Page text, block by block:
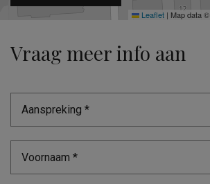
Leaflet | Map data ©
Vraag meer info aan
Aanspreking *